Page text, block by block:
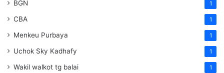
BGN 1
CBA 1
Menkeu Purbaya 1
Uchok Sky Kadhafy 1
Wakil walkot tg balai 1